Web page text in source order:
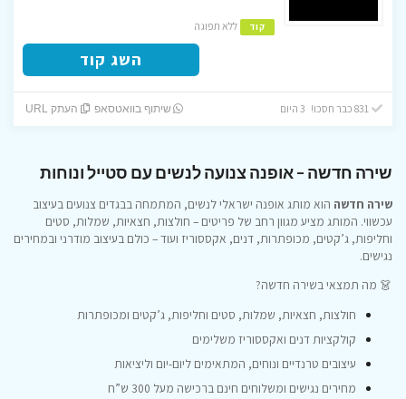
קוד ללא תפוגה
השג קוד
שיתוף בוואטסאפ העתק URL
שירה חדשה – אופנה צנועה לנשים עם סטייל ונוחות
שירה חדשה הוא מותג אופנה ישראלי לנשים, המתמחה בבגדים צנועים בעיצוב
עכשווי. המותג מציע מגוון רחב של פריטים – חולצות, חצאיות, שמלות, סטים
וחליפות, ג’קטים, מכופתרות, דנים, אקססוריז ועוד – כולם בעיצוב מודרני ובמחירים
נגישים.
👗 מה תמצאי בשירה חדשה?
חולצות, חצאיות, שמלות, סטים וחליפות, ג’קטים ומכופתרות
קולקציות דנים ואקססוריז משלימים
עיצובים טרנדיים ונוחים, המתאימים ליום-יום וליציאות
מחירים נגישים ומשלוחים חינם ברכישה מעל 300 ש”ח